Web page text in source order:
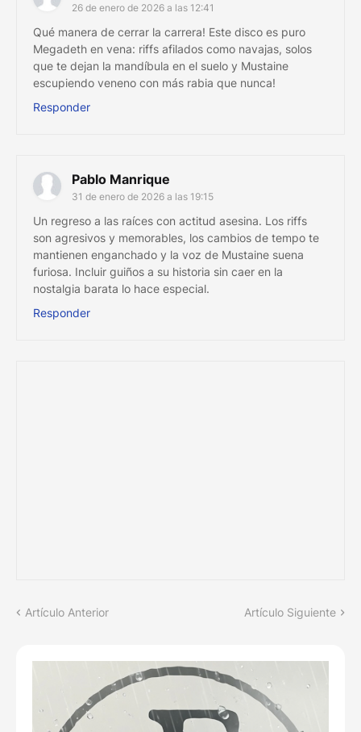
26 de enero de 2026 a las 12:41
Qué manera de cerrar la carrera! Este disco es puro
Megadeth en vena: riffs afilados como navajas, solos
que te dejan la mandíbula en el suelo y Mustaine
escupiendo veneno con más rabia que nunca!
Responder
Pablo Manrique
31 de enero de 2026 a las 19:15
Un regreso a las raíces con actitud asesina. Los riffs
son agresivos y memorables, los cambios de tempo te
mantienen enganchado y la voz de Mustaine suena
furiosa. Incluir guiños a su historia sin caer en la
nostalgia barata lo hace especial.
Responder
Artículo Anterior Artículo Siguiente